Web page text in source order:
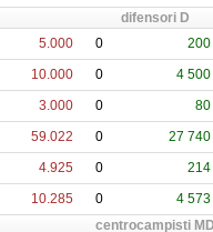
difensori D
5.000 0
10.000 0 4
3.000 0 80
59.022 0 27
4.925 0
10.285 0 4
centrocampisti MD